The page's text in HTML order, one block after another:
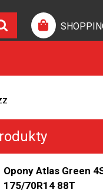
Opony Atlas Green
175/70R14 88T